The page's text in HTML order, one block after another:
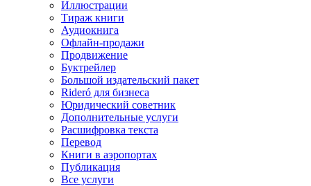
Иллюстрации
Тираж книги
Аудиокнига
Офлайн-продажи
Продвижение
Буктрейлер
Большой издательский пакет
Rideró для бизнеса
Юридический советник
Дополнительные услуги
Расшифровка текста
Перевод
Книги в аэропортах
Публикация
Все услуги